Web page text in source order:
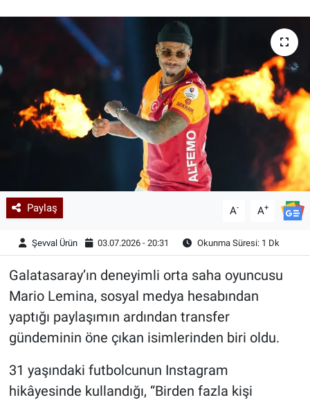
Paylaş A- A+
Şevval Ürün 03.07.2026 - 20:31 Okunma Süresi: 1 Dk
Galatasaray’ın deneyimli orta saha oyuncusu
Mario Lemina, sosyal medya hesabından
yaptığı paylaşımın ardından transfer
gündeminin öne çıkan isimlerinden biri oldu.
31 yaşındaki futbolcunun Instagram
hikâyesinde kullandığı, “Birden fazla kişi
Kültür & Sanat
Siyaset
Teknoloji
Astroloji-Rüya